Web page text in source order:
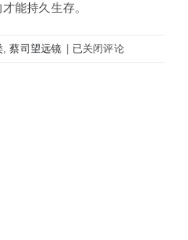
能持久生存。
,蔡司望远镜
蔡
已关闭评论